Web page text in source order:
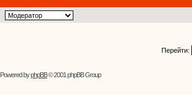
Перейти:
Powered byphpBB© 2001 phpBB Group